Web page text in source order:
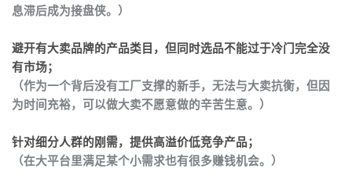
息滞后成为接盘侠。）
避开有大卖品牌的产品类目，但同时选品不能过于冷门完全没
有市场；
（作为一个背后没有工厂支撑的新手，无法与大卖抗衡，但因
为时间充裕，可以做大卖不愿意做的辛苦生意。）
针对细分人群的刚需，提供高溢价低竞争产品；
（在大平台里满足某个小需求也有很多赚钱机会。）